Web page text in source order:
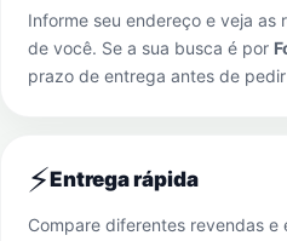
Informe seu endereço e veja as
de você. Se a sua busca é por
prazo de entrega antes de
⚡Entrega rápida
Compare diferentes revendas e